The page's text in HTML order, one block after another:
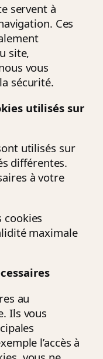
servent à
Ces
site,
vous
sécurité.
utilisés sur
utilisés sur
différentes.
à votre
cookies
maximale
au
Ils vous
l’accès à